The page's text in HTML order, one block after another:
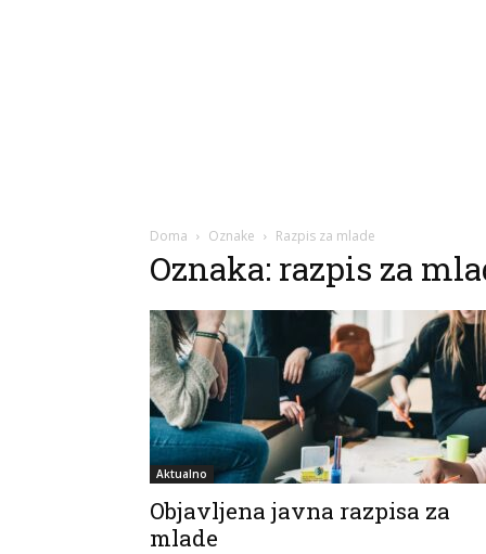
Doma Oznake Razpis za mlade
Oznaka: razpis za
Aktualno
Objavljena javna razpisa za
mlade